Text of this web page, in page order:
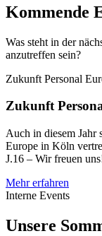
Kommende
Was steht in der
anzutreffen sein?
Zukunft Personal
Zukunft
Auch in diesem Jahr
Europe in Köln
J.16 – Wir freuen
Mehr erfahren
Interne Events
Unsere